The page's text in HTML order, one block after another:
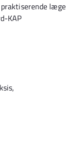
læge
KAP